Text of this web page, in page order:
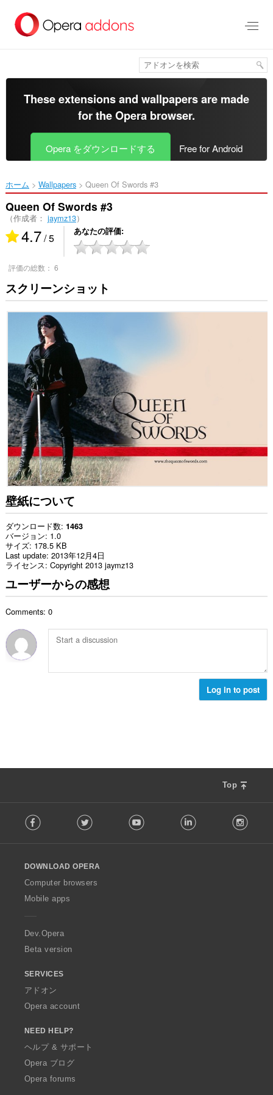
メ
ツ
移
動
These extensions and wallpapers are made
for theOpera browser.
Opera をダウンロードする Free for Android
ホーム Wallpapers Queen Of Swords #3‎
Queen Of Swords #3
（作成者： jaymz13）
4.7/ 5 あなたの評価
評価の総数： 6
スクリーンショット
壁紙について
ダウンロード数 1463
バージョン 1.0
サイズ 178.5 KB
Last update 2013年12月4日
ライセンス Copyright 2013 jaymz13
ユーザーからの感想
Comments: 0
Log in to post
Top
o
w
O
p
a
Facebook Twitter Youtube LinkedIn
DOWNLOAD OPERA
Computer browsers
Mobile apps
Dev.Opera
Beta version
SERVICES
アドオン
Opera account
NEED HELP?
ヘルプ & サポート
Opera ブログ
Opera forums